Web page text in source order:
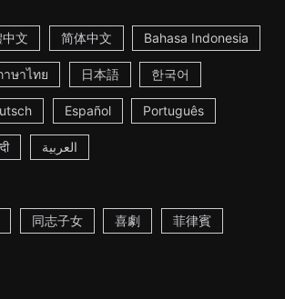
文 简体中文 Bahasa Indonesia
าษาไทย 日本語 한국어
Español Português
العربية
同志子女 喜劇 菲律賓